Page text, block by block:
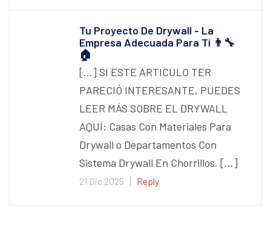
Tu Proyecto De Drywall - La
Empresa Adecuada Para Ti 👨‍🔧
🏠️
[…] SI ESTE ARTICULO TER
PARECIÓ INTERESANTE, PUEDES
LEER MÁS SOBRE EL DRYWALL
AQUÍ: Casas Con Materiales Para
Drywall o Departamentos Con
Sistema Drywall En Chorrillos. […]
21 Dic 2025 Reply